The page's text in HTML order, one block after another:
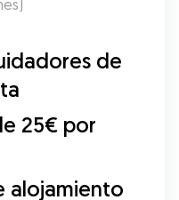
)
de
25€ por
alojamiento